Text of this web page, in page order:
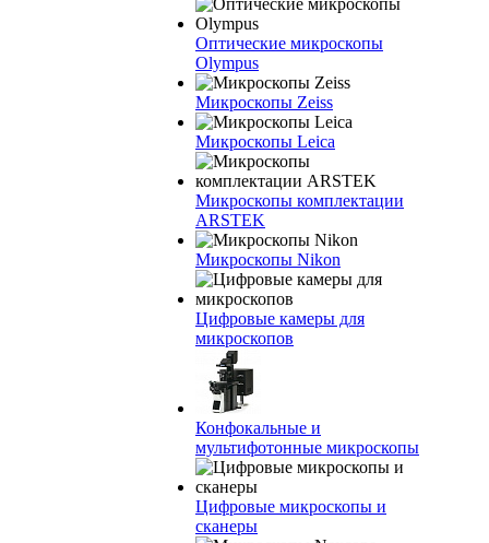
Оптические микроскопы
Olympus
Микроскопы Zeiss
Микроскопы Leica
Микроскопы комплектации
ARSTEK
Микроскопы Nikon
Цифровые камеры для
микроскопов
Конфокальные и
мультифотонные микроскопы
Цифровые микроскопы и
сканеры